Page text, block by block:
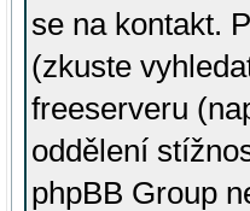
se na kontakt.
(zkuste
freeserveru
oddělení
phpBB Group